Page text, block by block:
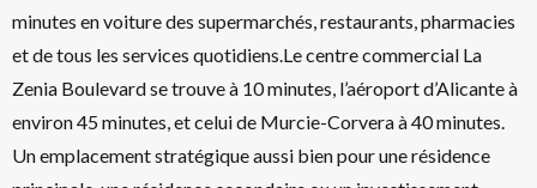
minutes en voiture des supermarchés, restaurants, pharmacies
et de tous les services quotidiens.Le centre commercial La
Zenia Boulevard se trouve à 10 minutes, l’aéroport d’Alicante à
environ 45 minutes, et celui de Murcie-Corvera à 40 minutes.
Un emplacement stratégique aussi bien pour une résidence